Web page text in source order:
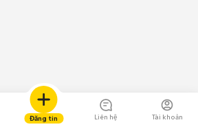
Đăng tin Liên hệ Tài khoản